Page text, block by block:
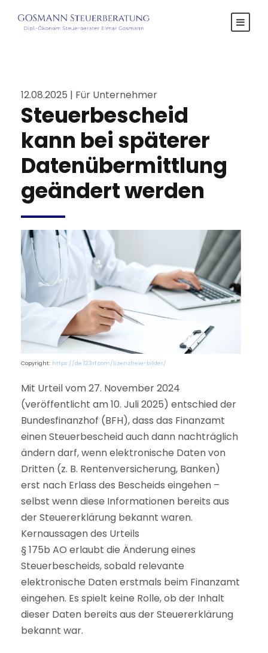
12.08.2025 | Für Unternehmer
Steuerbescheid
kann bei späterer
Datenübermittlung
geändert werden
Copyright: https://de.123rf.com/lizenzfreie-bilder/
Mit Urteil vom 27. November 2024
(veröffentlicht am 10. Juli 2025) entschied der
Bundesfinanzhof (BFH), dass das Finanzamt
einen Steuerbescheid auch dann nachträglich
ändern darf, wenn elektronische Daten von
Dritten (z. B. Rentenversicherung, Banken)
erst nach Erlass des Bescheids eingehen –
selbst wenn diese Informationen bereits aus
der Steuererklärung bekannt waren.
Kernaussagen des Urteils
§ 175b AO erlaubt die Änderung eines
Steuerbescheids, sobald relevante
elektronische Daten erstmals beim Finanzamt
eingehen. Es spielt keine Rolle, ob der Inhalt
dieser Daten bereits aus der Steuererklärung
bekannt war.